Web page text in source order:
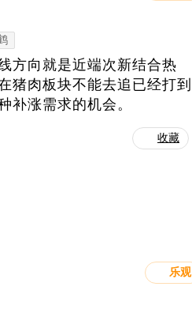
方向就是近端次新结合热
猪肉板块不能去追已经打到
补涨需求的机会。
收藏
乐观